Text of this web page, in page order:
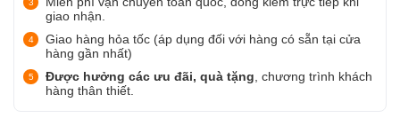
giao nhận.
Giao hàng hỏa tốc (áp dụng đối với hàng có sẵn tại cửa
hàng gần nhất)
Được hưởng các ưu đãi, quà tặng , chương trình khách
hàng thân thiết.